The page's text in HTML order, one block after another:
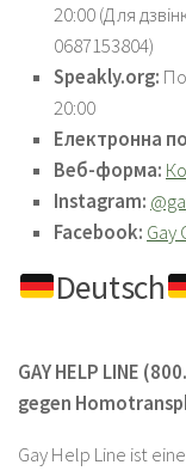
20:00 (Для
0687153804)
Speakly.org:
20:00
Електронна
Веб-форма:
Instagram:
Facebook: Gay
Deutsch
GAY HELP LINE
gegen
Gay Help Line ist